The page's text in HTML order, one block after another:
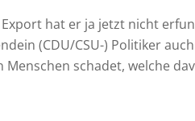
hat er ja jetzt nicht
(CDU/CSU-) Politiker
Menschen schadet, welche